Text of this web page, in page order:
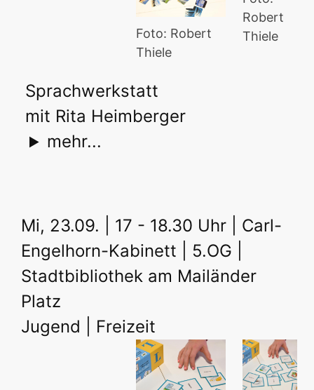
Robert
Thiele
Foto: Robert
Thiele
Sprachwerkstatt
mit Rita Heimberger
mehr...
Mi, 23.09. | 17 - 18.30 Uhr | Carl-
Engelhorn-Kabinett | 5.OG |
Stadtbibliothek am Mailänder
Platz
Jugend | Freizeit